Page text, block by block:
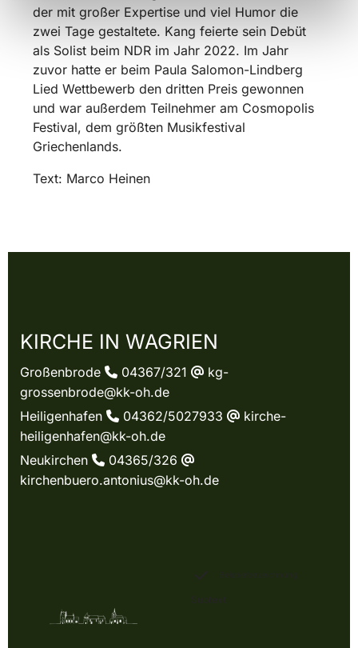
der mit großer Expertise und viel Humor die
zwei Tage gestaltete. Kang feierte sein Debüt
als Solist beim NDR im Jahr 2022. Im Jahr
zuvor hatte er beim Paula Salomon-Lindberg
Lied Wettbewerb den dritten Preis gewonnen
und war außerdem Teilnehmer am Cosmopolis
Festival, dem größten Musikfestival
Griechenlands.
Text: Marco Heinen
KIRCHE IN WAGRIEN
Großenbrode  04367/321 @ kg-
grossenbrode@kk-oh.de
Heiligenhafen  04362/5027933 @ kirche-
heiligenhafen@kk-oh.de
Neukirchen  04365/326 @
kirchenbuero.antonius@kk-oh.de